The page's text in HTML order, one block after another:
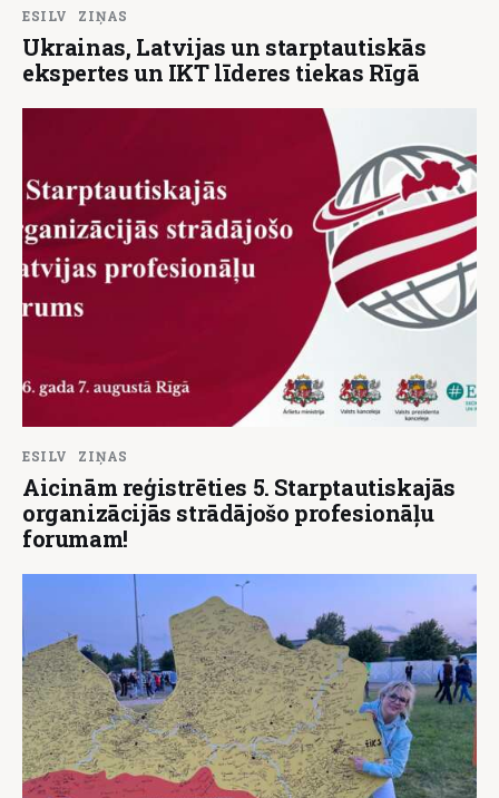
ESILV ZIŅAS
Ukrainas, Latvijas un starptautiskās
ekspertes un IKT līderes tiekas Rīgā
ESILV ZIŅAS
Aicinām reģistrēties 5. Starptautiskajās
organizācijās strādājošo profesionāļu
forumam!